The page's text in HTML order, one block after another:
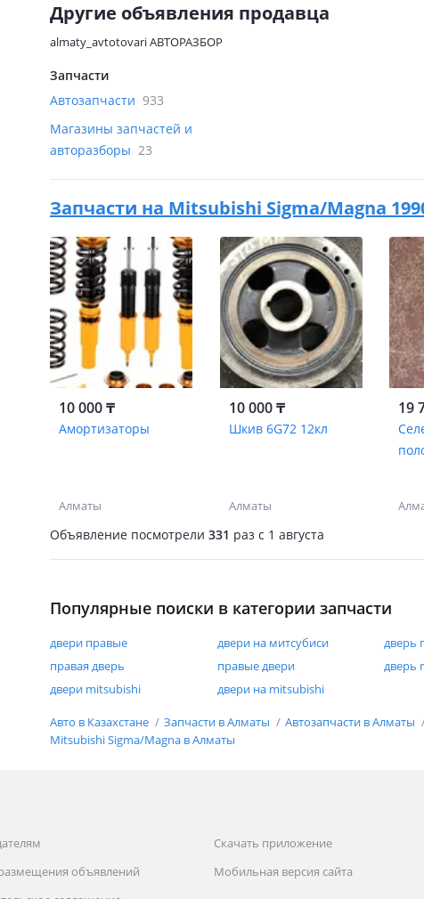
Другие объявления продавца
almaty_avtotovari АВТОРАЗБОР
Запчасти
Автозапчасти 933
Магазины запчастей и
авторазборы 23
Запчасти на Mitsubishi Sigma/Magna
10 000 ₸
Амортизаторы
Алматы
10 000 ₸
Шкив 6G72 12кл
Алматы
19
Объявление посмотрели 331 раз c 1 августа
Популярные поиски в категории запчасти
двери правые двери на митсубиси дверь
правая дверь
правые двери дверь
двери mitsubishi
двери на mitsubishi
Авто в Казахстане Запчасти в Алматы Автозапчасти в Алматы
Mitsubishi Sigma/Magna в Алматы
объявлений
Скачать приложение
Мобильная версия сайта